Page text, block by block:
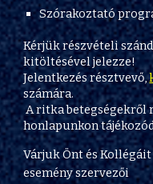
Szórakoztató
Kérjük részvételi
kitöltésével jelezze!
Jelentkezés résztvevő,
számára.
Aritka betegségekről
honlapunkon
Várjuk Önt és
esemény szervezői